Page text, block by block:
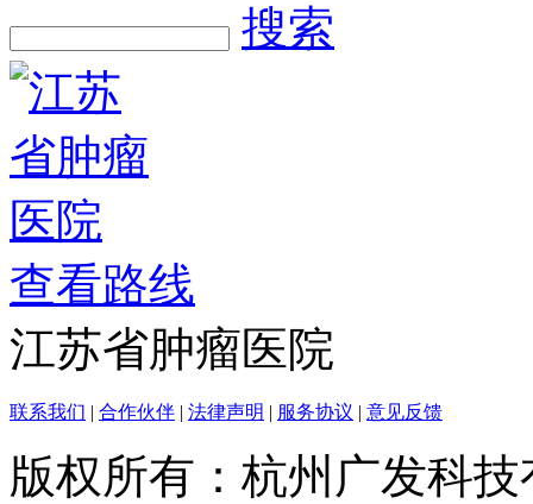
搜索
查看路线
江苏省肿瘤医院
联系我们 | 合作伙伴 | 法律声明 | 服务协议 | 意见反馈
版权所有：杭州广发科